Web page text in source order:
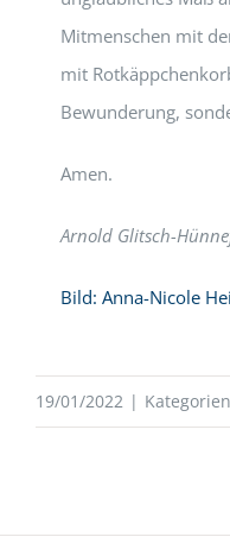
Mitmenschen mit
mit
Bewunderung,
Amen.
Arnold Glitsch-
Bild: Anna-Nicole
19/01/2022 |